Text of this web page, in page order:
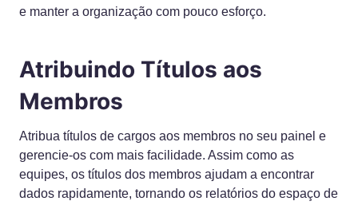
e manter a organização com pouco esforço.
Atribuindo Títulos aos
Membros
Atribua títulos de cargos aos membros no seu painel e
gerencie-os com mais facilidade. Assim como as
equipes, os títulos dos membros ajudam a encontrar
dados rapidamente, tornando os relatórios do espaço de